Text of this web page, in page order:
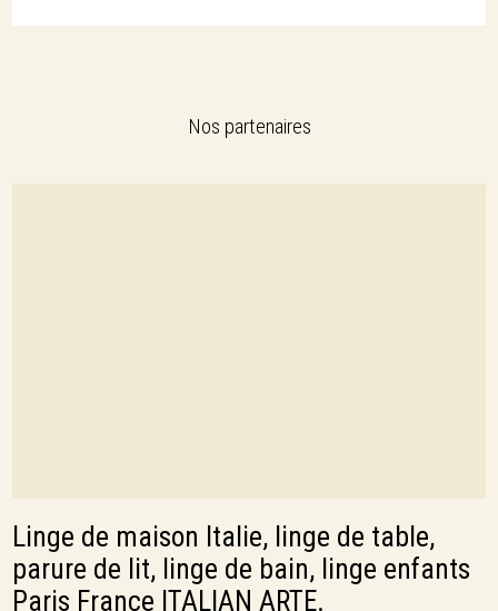
Nos partenaires
Linge de maison Italie, linge de table,
parure de lit, linge de bain, linge enfants
Paris France ITALIAN ARTE.